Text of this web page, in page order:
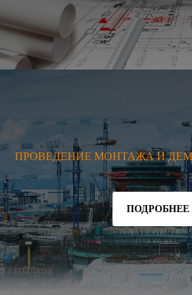
ПРОВЕДЕНИЕ МОНТАЖА И
ПОДРОБНЕЕ